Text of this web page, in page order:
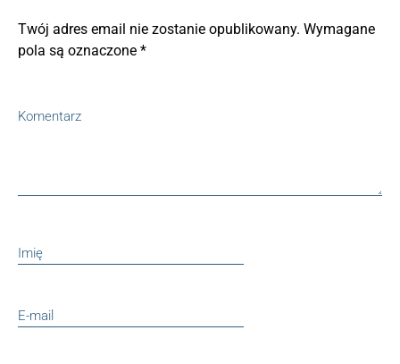
Twój adres email nie zostanie opublikowany. Wymagane
pola są oznaczone *